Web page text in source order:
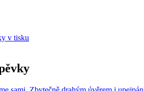
v tisku